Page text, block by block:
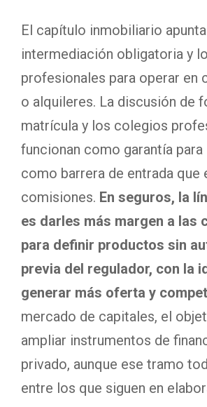
El capítulo inmobiliario
intermediación obligatoria y
profesionales para operar en
o alquileres. La discusión de
matrícula y los colegios
funcionan como garantía
como barrera de entrada que
comisiones. En seguros, la
es darles más margen a las
para definir productos sin
previa del regulador, con la
generar más oferta y
mercado de capitales, el
ampliar instrumentos de
privado, aunque ese tramo
entre los que siguen en